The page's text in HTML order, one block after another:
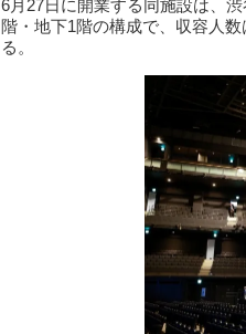
6月27日に開業する同施設は、
階・地下1階の構成で、収容人
る。